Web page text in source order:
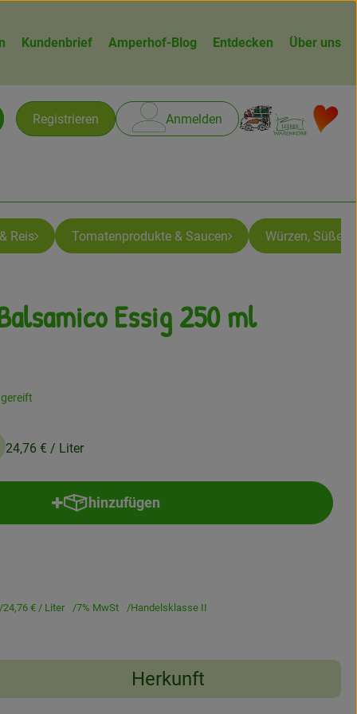
Kundenbrief Amperhof-Blog Entdecken Über uns
Registrieren Anmelden
Reis Tomatenprodukte & Saucen Würzen, Süßen
Essig 250 ml
24,76 € / Liter
hinzufügen
Produkt zum Warenkorb hinzufügen
24,76 € / Liter 7% MwSt Handelsklasse II
Herkunft